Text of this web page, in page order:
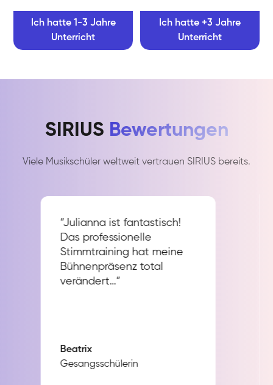
Ich hatte 1-3 Jahre
Unterricht
Ich hatte +3 Jahre
Unterricht
SIRIUS Bewertungen
Viele Musikschüler weltweit vertrauen SIRIUS bereits.
“Julianna ist fantastisch!
Das professionelle
Stimmtraining hat meine
Bühnenpräsenz total
verändert…”
Beatrix
Gesangsschülerin